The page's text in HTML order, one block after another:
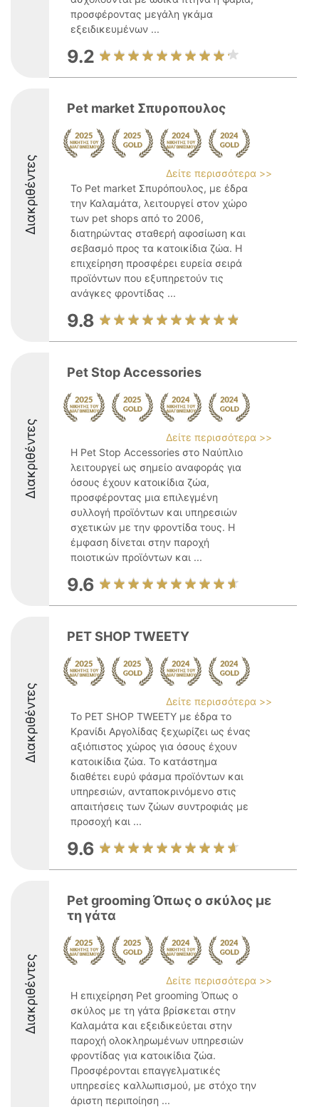
προσφέροντας μεγάλη γκάμα
εξειδικευμένων ...
9.2
Διακριθέντες
Pet market Σπυροπουλος
Δείτε περισσότερα >>
Το Pet market Σπυρόπουλος, με έδρα
την Καλαμάτα, λειτουργεί στον χώρο
των pet shops από το 2006,
διατηρώντας σταθερή αφοσίωση και
σεβασμό προς τα κατοικίδια ζώα. Η
επιχείρηση προσφέρει ευρεία σειρά
προϊόντων που εξυπηρετούν τις
ανάγκες φροντίδας ...
9.8
Διακριθέντες
Pet Stop Accessories
Δείτε περισσότερα >>
Η Pet Stop Accessories στο Ναύπλιο
λειτουργεί ως σημείο αναφοράς για
όσους έχουν κατοικίδια ζώα,
προσφέροντας μια επιλεγμένη
συλλογή προϊόντων και υπηρεσιών
σχετικών με την φροντίδα τους. Η
έμφαση δίνεται στην παροχή
ποιοτικών προϊόντων και ...
9.6
Διακριθέντες
PET SHOP TWEETY
Δείτε περισσότερα >>
Το PET SHOP TWEETY με έδρα το
Κρανίδι Αργολίδας ξεχωρίζει ως ένας
αξιόπιστος χώρος για όσους έχουν
κατοικίδια ζώα. Το κατάστημα
διαθέτει ευρύ φάσμα προϊόντων και
υπηρεσιών, ανταποκρινόμενο στις
απαιτήσεις των ζώων συντροφιάς με
προσοχή και ...
9.6
Διακριθέντες
Pet grooming Όπως ο σκύλος με
τη γάτα
Δείτε περισσότερα >>
Η επιχείρηση Pet grooming Όπως ο
σκύλος με τη γάτα βρίσκεται στην
Καλαμάτα και εξειδικεύεται στην
παροχή ολοκληρωμένων υπηρεσιών
φροντίδας για κατοικίδια ζώα.
Προσφέρονται επαγγελματικές
υπηρεσίες καλλωπισμού, με στόχο την
άριστη περιποίηση ...